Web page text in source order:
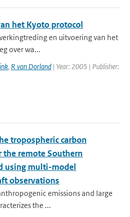
het Kyoto protocol
en uitvoering van het
over wa...
, R van Dorland | Year: 2005 | Publisher:
tropospheric carbon
remote Southern
using multi-model
observations
emissions and large
the ...